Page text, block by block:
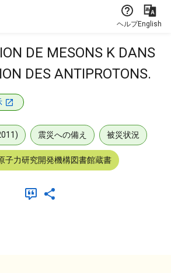
ヘルプEnglish
DE MESONS K DANS
DES ANTIPROTONS.
震災への備え 被災状況
子力研究開発機構図書館蔵書